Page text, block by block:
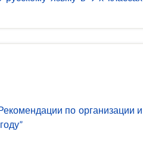
по организации и